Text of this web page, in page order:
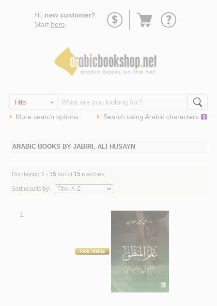
Hi, new customer?
Start here
Go
More search options Search using Arabic characters
ARABIC BOOKS BY JABIRI, ALI HUSAYN
Displaying 1 - 15 out of 15 matches
Sort results by:
1.